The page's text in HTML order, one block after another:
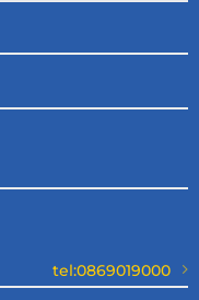
tel:0869019000